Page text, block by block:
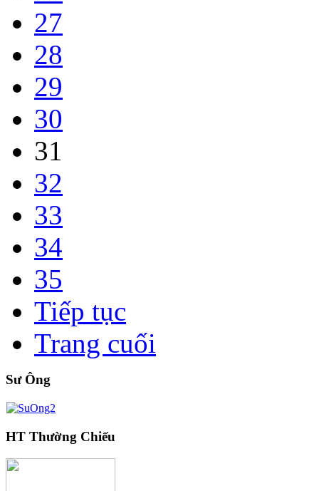
27
28
29
30
31
32
33
34
35
Tiếp tục
Trang cuối
Sư Ông
HT Thường Chiếu